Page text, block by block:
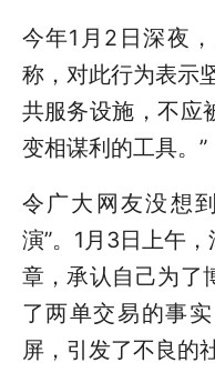
今年1月2日深夜
称，对此行为表示
共服务设施，不应
变相谋利的工具。”
令广大网友没想
演”。1月3日上午
章，承认自己为了
了两单交易的事
屏，引发了不良的